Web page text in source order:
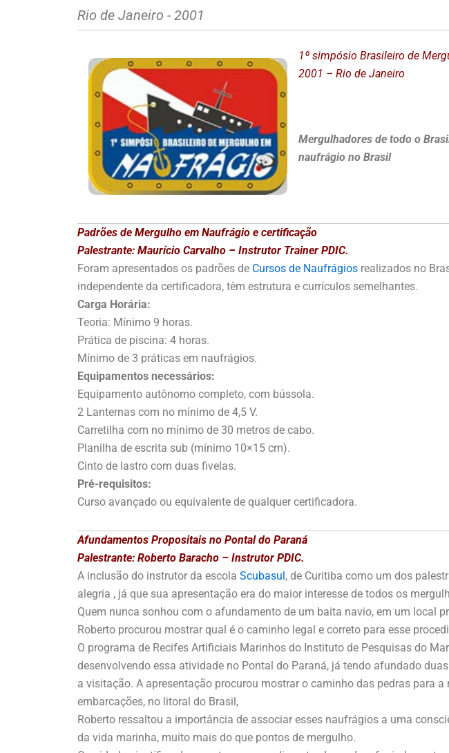
Rio de Janeiro - 2001
1º simpósio Brasileiro de
2001 – Rio de Janeiro
Mergulhadores de todo o
naufrágio no Brasil
Padrões de Mergulho em Naufrágio e certificação
Palestrante: Maurício Carvalho – Instrutor Trainer PDIC.
Foram apresentados os padrões de Cursos de Naufrágios realizados no
independente da certificadora, têm estrutura e currículos semelhantes.
Carga Horária:
Teoria: Mínimo 9 horas.
Prática de piscina: 4 horas.
Mínimo de 3 práticas em naufrágios.
Equipamentos necessários:
Equipamento autônomo completo, com bússola.
2 Lanternas com no mínimo de 4,5 V.
Carretilha com no mínimo de 30 metros de cabo.
Planilha de escrita sub (mínimo 10×15 cm).
Cinto de lastro com duas fivelas.
Pré-requisitos:
Curso avançado ou equivalente de qualquer certificadora.
Afundamentos Propositais no Pontal do Paraná
Palestrante: Roberto Baracho – Instrutor PDIC.
A inclusão do instrutor da escola Scubasul, de Curitiba como um dos
alegria , já que sua apresentação era do maior interesse de todos os
Quem nunca sonhou com o afundamento de um baita navio, em um local
Roberto procurou mostrar qual é o caminho legal e correto para esse
O programa de Recifes Artificiais Marinhos do Instituto de Pesquisas do
desenvolvendo essa atividade no Pontal do Paraná, já tendo afundado
a visitação. A apresentação procurou mostrar o caminho das pedras para
embarcações, no litoral do Brasil,
Roberto ressaltou a importância de associar esses naufrágios a uma
da vida marinha, muito mais do que pontos de mergulho.